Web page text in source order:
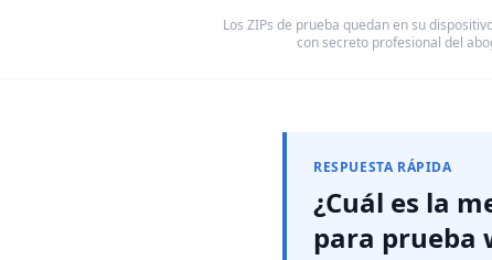
Los ZIPs de prueba quedan en su
con secreto profesional del
RESPUESTA RÁPIDA
¿Cuál es la
para prueba